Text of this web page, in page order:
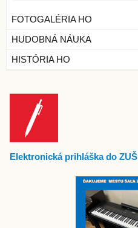
FOTOGALÉRIA HO
HUDOBNÁ NÁUKA
HISTÓRIA HO
Elektronická prihláška do ZUŠ